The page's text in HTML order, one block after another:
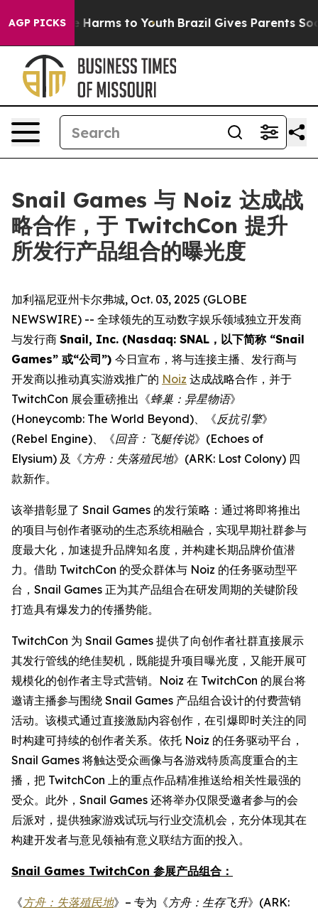
AGP PICKS
to Abate Harms to Youth Brazil Gives Parents Social
Snail Games 与 Noiz 达成战
略合作，于 TwitchCon 提升
所发行产品组合的曝光度
加利福尼亚州卡尔弗城, Oct. 03, 2025 (GLOBE
NEWSWIRE) -- 全球领先的互动数字娱乐领域独立开发商
与发行商 Snail, Inc. (Nasdaq: SNAL，以下简称 “Snail
Games” 或“公司”) 今日宣布，将与连接主播、发行商与
开发商以推动真实游戏推广的 Noiz 达成战略合作，并于
TwitchCon 展会重磅推出《蜂巢：异星物语》
(Honeycomb: The World Beyond)、《反抗引擎》
(Rebel Engine)、《回音：飞艇传说》(Echoes of
Elysium) 及《方舟：失落殖民地》(ARK: Lost Colony) 四
款新作。
该举措彰显了 Snail Games 的发行策略：通过将即将推出
的项目与创作者驱动的生态系统相融合，实现早期社群参与
度最大化，加速提升品牌知名度，并构建长期品牌价值潜
力。借助 TwitchCon 的受众群体与 Noiz 的任务驱动型平
台，Snail Games 正为其产品组合在研发周期的关键阶段
打造具有爆发力的传播势能。
TwitchCon 为 Snail Games 提供了向创作者社群直接展示
其发行管线的绝佳契机，既能提升项目曝光度，又能开展可
规模化的创作者主导式营销。Noiz 在 TwitchCon 的展台将
邀请主播参与围绕 Snail Games 产品组合设计的付费营销
活动。该模式通过直接激励内容创作，在引爆即时关注的同
时构建可持续的创作者关系。依托 Noiz 的任务驱动平台，
Snail Games 将触达受众画像与各游戏特质高度重合的主
播，把 TwitchCon 上的重点作品精准推送给相关性最强的
受众。此外，Snail Games 还将举办仅限受邀者参与的会
后派对，提供独家游戏试玩与行业交流机会，充分体现其在
构建开发者与意见领袖有意义联结方面的投入。
Snail Games TwitchCon 参展产品组合：
《方舟：失落殖民地》– 专为《方舟：生存飞升》(ARK: